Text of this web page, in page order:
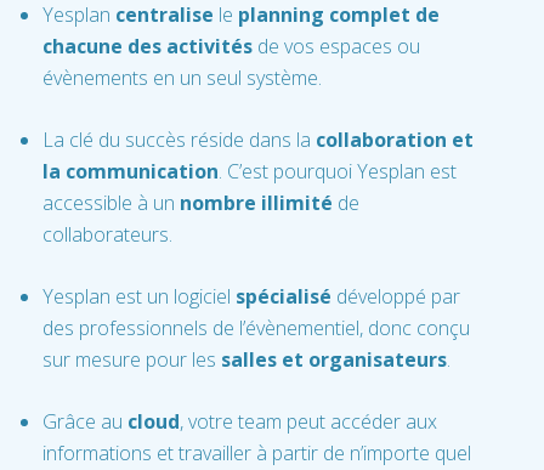
Yesplan centralise le planning complet de
chacune des activités de vos espaces ou
évènements en un seul système.
La clé du succès réside dans la collaboration et
la communication. C’est pourquoi Yesplan est
accessible à un nombre illimité de
collaborateurs.
Yesplan est un logiciel spécialisé développé par
des professionnels de l’évènementiel, donc conçu
sur mesure pour les salles et organisateurs.
Grâce au cloud, votre team peut accéder aux
informations et travailler à partir de n’importe quel